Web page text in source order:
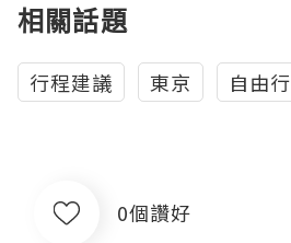
相關話題
行程建議 東京 自由行
0個讚好